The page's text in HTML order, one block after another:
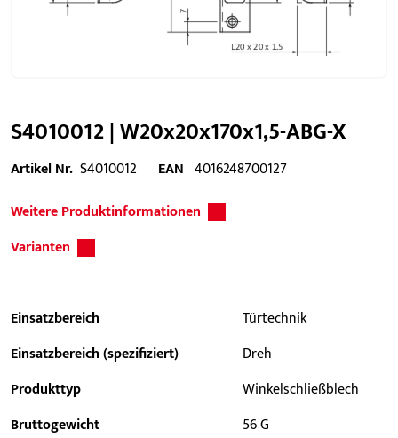
S4010012 | W20x20x170x1,5-ABG-X
Artikel Nr. S4010012 EAN 4016248700127
Weitere Produktinformationen
Varianten
Einsatzbereich
Türtechnik
Einsatzbereich (spezifiziert)
Dreh
Produkttyp
Winkelschließblech
Bruttogewicht
56 G